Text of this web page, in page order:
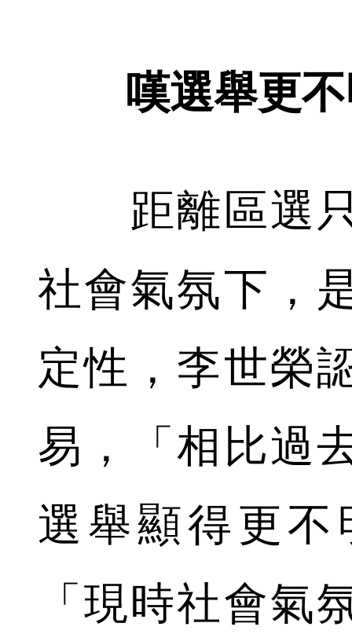
嘆選舉更
距離區選只
社會氣氛下，
定性，李世榮
易，「相比過
選舉顯得更
「現時社會氣